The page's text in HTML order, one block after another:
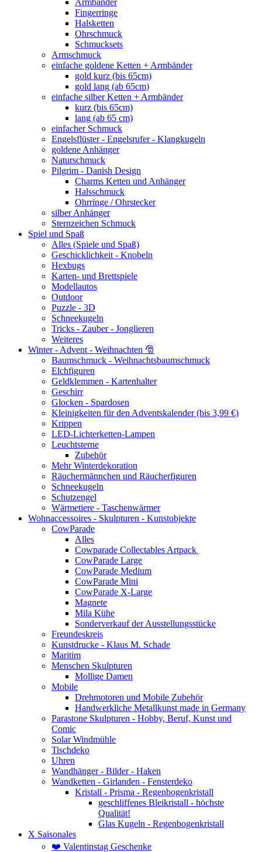
Fingerringe
Halsketten
Ohrschmuck
Schmucksets
Armschmuck
einfache goldene Ketten + Armbänder
gold kurz (bis 65cm)
gold lang (ab 65cm)
einfache silber Ketten + Armbänder
kurz (bis 65cm)
lang (ab 65 cm)
einfacher Schmuck
Engelsflüster - Engelsrufer - Klangkugeln
goldene Anhänger
Naturschmuck
Pilgrim - Danish Design
Charms Ketten und Anhänger
Halsschmuck
Ohrringe / Ohrstecker
silber Anhänger
Sternzeichen Schmuck
Spiel und Spaß
Alles (Spiele und Spaß)
Geschicklichkeit - Knobeln
Hexbugs
Karten- und Brettspiele
Modellautos
Outdoor
Puzzle - 3D
Schneekugeln
Tricks - Zauber - Jonglieren
Weiteres
Winter - Advent - Weihnachten 🎅
Baumschmuck - Weihnachtsbaumschmuck
Elchfiguren
Geldklemmen - Kartenhalter
Geschirr
Glocken - Spardosen
Kleinigkeiten für den Adventskalender (bis 3,99 €)
Krippen
LED-Lichterketten-Lampen
Leuchtsterne
Zubehör
Mehr Winterdekoration
Räuchermännchen und Räucherfiguren
Schneekugeln
Schutzengel
Wärmetiere - Taschenwärmer
Wohnaccessoires - Skulpturen - Kunstobjekte
CowParade
Alles
Cowparade Collectables Artpack
CowParade Large
CowParade Medium
CowParade Mini
CowParade X-Large
Magnete
Mila Kühe
Sonderverkauf der Ausstellungsstücke
Freundeskreis
Kunstdrucke - Klaus M. Schade
Maritim
Menschen Skulpturen
Mollige Damen
Mobile
Drehmotoren und Mobile Zubehör
Handwerkliche Metallkunst made in Germany
Parastone Skulpturen - Hobby, Beruf, Kunst und
Comic
Solar Windmühle
Tischdeko
Uhren
Wandhänger - Bilder - Haken
Wandketten - Girlanden - Fensterdeko
Kristall - Prisma - Regenbogenkristall
geschliffenes Bleikristall - höchste
Qualität!
Glas Kugeln - Regenbogenkristall
X Saisonales
❤️ Valentinstag Geschenke